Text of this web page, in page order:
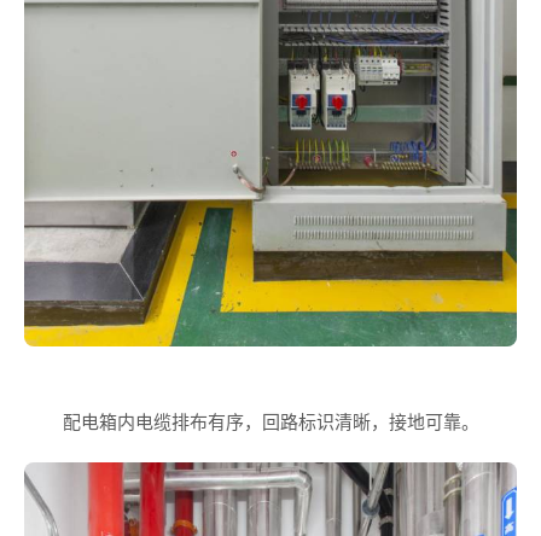
配电箱内电缆排布有序，回路标识清晰，接地可靠。